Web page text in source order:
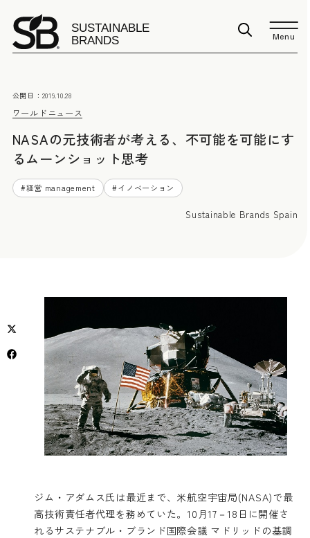
Menu
ワールドニュース
公開日： 2019.10.28
NASAの元技術者が考える、不可能を可能にす
るムーンショット思考
#経営 management #イノベーション
Sustainable Brands Spain
ジム・アダムス氏は最近まで、米航空宇宙局(NASA)で最
高技術責任者代理を務めていた。10月17－18日に開催さ
れるサステナブル・ブランド国際会議 マドリッドの基調